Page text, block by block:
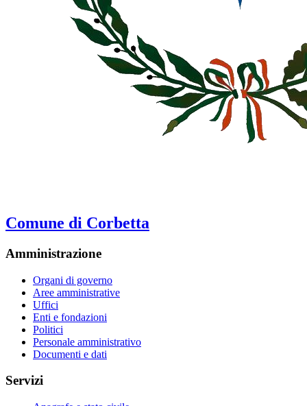
Comune di Corbetta
Amministrazione
Organi di governo
Aree amministrative
Uffici
Enti e fondazioni
Politici
Personale amministrativo
Documenti e dati
Servizi